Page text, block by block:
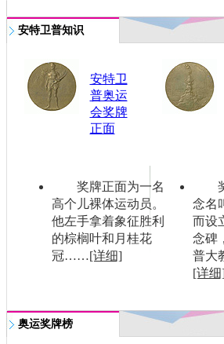
安特卫普知识
安特卫
普奥运
会奖牌
正面
奖牌正面为一名
高个儿裸体运动员。
他左手拿着象征胜利
的棕榈叶和月桂花
冠……[详细]
奖
念名
而设
念碑
普大
[详细
奥运奖牌榜